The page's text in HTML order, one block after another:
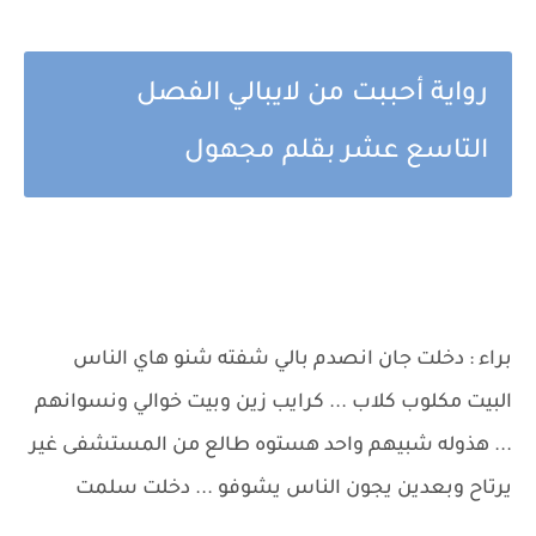
رواية أحببت من لايبالي الفصل
التاسع عشر بقلم مجهول
براء : دخلت جان انصدم بالي شفته شنو هاي الناس
البيت مكلوب كلاب ... كرايب زين وبيت خوالي ونسوانهم
... هذوله شبيهم واحد هستوه طالع من المستشفى غير
يرتاح وبعدين يجون الناس يشوفو ... دخلت سلمت